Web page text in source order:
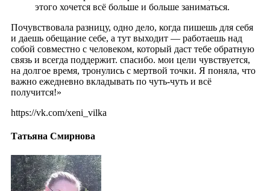
этого хочется всё больше и больше заниматься.
Почувствовала разницу, одно дело, когда пишешь для себя
и даешь обещание себе, а тут выходит — работаешь над
собой совместно с человеком, который даст тебе обратную
связь и всегда поддержит. спасибо. мои цели чувствуется,
на долгое время, тронулись с мертвой точки. Я поняла, что
важно ежедневно вкладывать по чуть-чуть и всё
получится!»
https://vk.com/xeni_vilka
Татьяна Смирнова